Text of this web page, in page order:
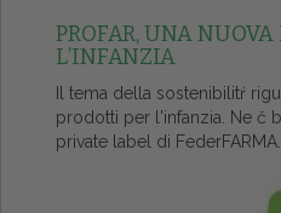
PROFAR, UNA
L’INFANZIA
Il tema della sostenibilitŕ
prodotti per l'infanzia. Ne č
private label di